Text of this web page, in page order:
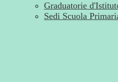
Graduatorie
Sedi Scuola